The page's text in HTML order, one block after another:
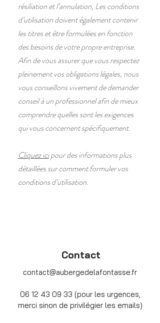
résiliation et l’annulation, Les conditions
d’utilisation doivent également contenir
les titres et être formulées en fonction
des besoins de votre propre entreprise.
Afin de vous assurer que vous respectez
pleinement vos obligations légales, nous
vous conseillons vivement de demander
conseil à un professionnel afin de mieux
comprendre quelles sont les exigences
qui vous concernent spécifiquement.
Cliquez icipour des informations plus
détaillées sur comment formuler vos
conditions d’utilisation.
Contact
contact@aubergedelafontasse.fr
06 12 43 09 33 (pour les urgences,
merci sinon de privilégier les emails)